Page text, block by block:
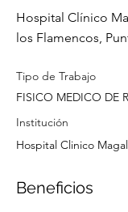
Hospital Clínico
los Flamencos,
Tipo de Trabajo
FISICO MEDICO DE
Institución
Hospital Clinico
Beneficios